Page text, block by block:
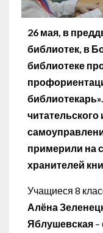
26 мая, в
библиотек, в
библиотеке
читательского
примерили на
хранителей
Учащиеся 8
Алёна
Яблушевская –